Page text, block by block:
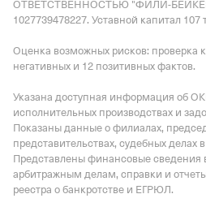
ОТВЕТСТВЕННОСТЬЮ "ФИЛИ-
1027739478227. Уставной капитал 107
Оценка возможных рисков: проверка
негативных и 12 позитивных фактов.
Указана доступная информация об
исполнительных производствах и
Показаны данные о филиалах,
представительствах, судебных делах
Представлены финансовые сведения
арбитражным делам, справки и
реестра о банкротстве и ЕГРЮЛ.